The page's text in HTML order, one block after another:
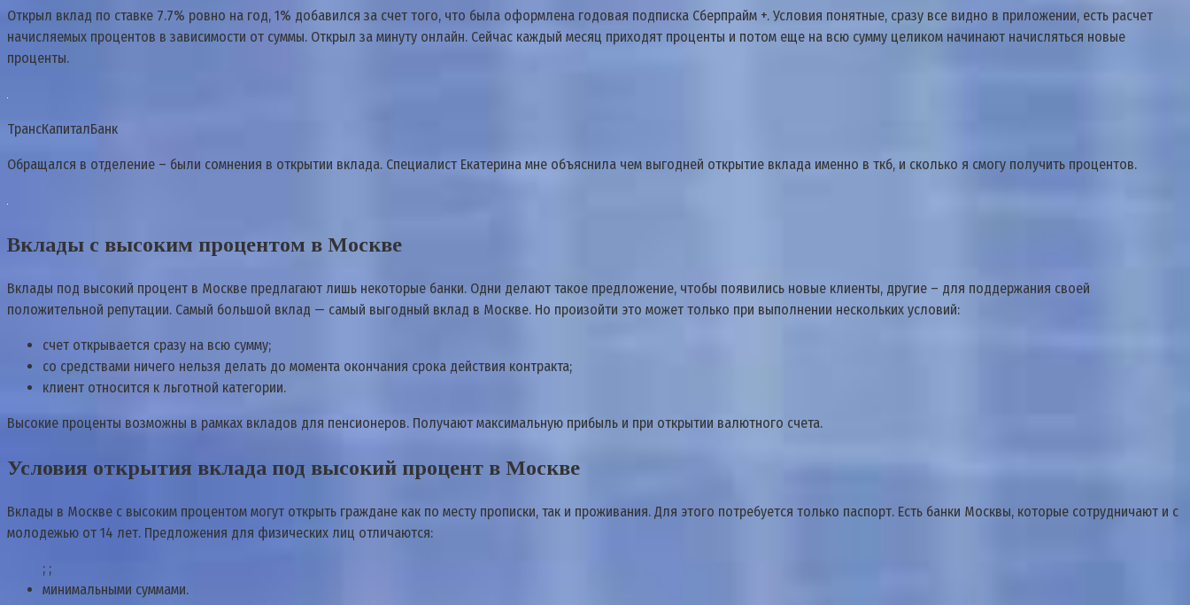
Открыл вклад по ставке 7.7% ровно на год, 1% добавился за счет того, что была оформлена годовая подписка Сберпрайм +. Условия понятные, сразу все видно в приложении, есть расчет
начисляемых процентов в зависимости от суммы. Открыл за минуту онлайн. Сейчас каждый месяц приходят проценты и потом еще на всю сумму целиком начинают начисляться новые
проценты.
ТрансКапиталБанк
Обращался в отделение – были сомнения в открытии вклада. Специалист Екатерина мне объяснила чем выгодней открытие вклада именно в ткб, и сколько я смогу получить процентов.
Вклады с высоким процентом в Москве
Вклады под высокий процент в Москве предлагают лишь некоторые банки. Одни делают такое предложение, чтобы появились новые клиенты, другие – для поддержания своей
положительной репутации. Самый большой вклад — самый выгодный вклад в Москве. Но произойти это может только при выполнении нескольких условий:
счет открывается сразу на всю сумму;
со средствами ничего нельзя делать до момента окончания срока действия контракта;
клиент относится к льготной категории.
Высокие проценты возможны в рамках вкладов для пенсионеров. Получают максимальную прибыль и при открытии валютного счета.
Условия открытия вклада под высокий процент в Москве
Вклады в Москве с высоким процентом могут открыть граждане как по месту прописки, так и проживания. Для этого потребуется только паспорт. Есть банки Москвы, которые сотрудничают и с
молодежью от 14 лет. Предложения для физических лиц отличаются:
; ;
минимальными суммами.